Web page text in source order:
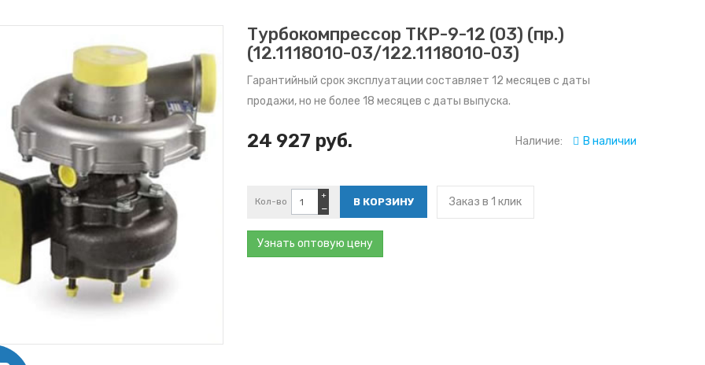
ЧТЗ
6
Турбокомпрессор ТКР-9-12 (03) (пр.)
(12.1118010-03/122.1118010-03)
Гарантийный срок эксплуатации составляет 12 месяцев с даты
продажи, но не более 18 месяцев с даты выпуска.
24 927 руб. Наличие: В наличии
Кол-во
−
+ Заказ в 1 клик
Узнать оптовую цену